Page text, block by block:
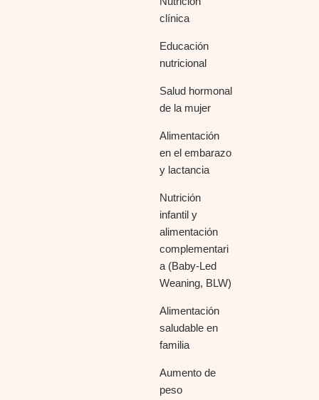
clínica
Educación
nutricional
Salud hormonal
de la mujer
Alimentación
en el embarazo
y lactancia
Nutrición
infantil y
alimentación
complementari
a (Baby-Led
Weaning, BLW)
Alimentación
saludable en
familia
Aumento de
peso